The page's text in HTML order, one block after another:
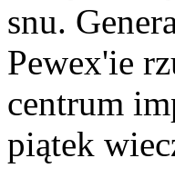
snu.
Pewex'ie
centrum
piątek